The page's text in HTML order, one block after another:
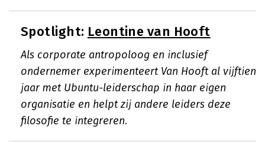
Spotlight: Leontine van Hooft
Als corporate antropoloog en inclusief
ondernemer experimenteert Van Hooft al vijftien
jaar met Ubuntu-leiderschap in haar eigen
organisatie en helpt zij andere leiders deze
filosofie te integreren.